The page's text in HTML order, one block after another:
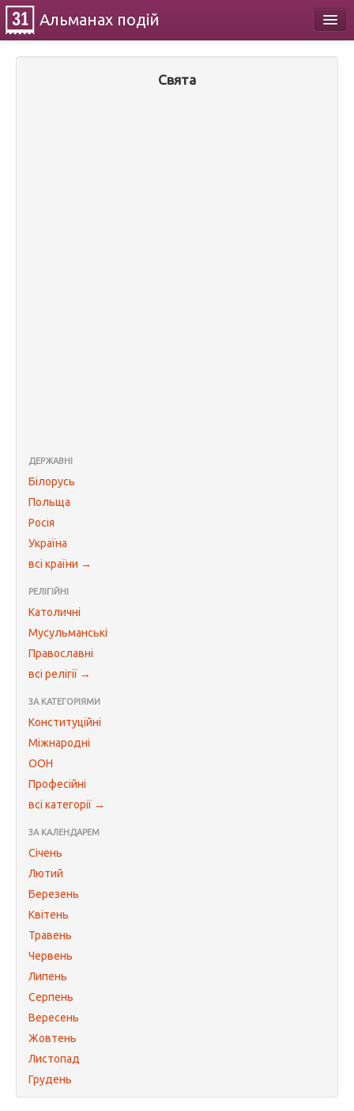
Альманах подій
Свята
ДЕРЖАВНІ
Білорусь
Польща
Росія
Україна
всі країни →
РЕЛІГІЙНІ
Католичні
Мусульманські
Православні
всі релігії →
ЗА КАТЕГОРІЯМИ
Конституційні
Міжнародні
ООН
Професійні
всі категорії →
ЗА КАЛЕНДАРЕМ
Січень
Лютий
Березень
Квітень
Травень
Червень
Липень
Серпень
Вересень
Жовтень
Листопад
Грудень